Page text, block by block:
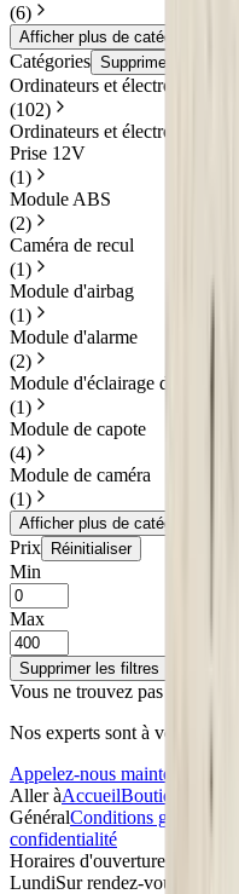
(6)
Afficher plus de catégories
Catégories Supprimer les filtres
Ordinateurs et électronique
(102)
Ordinateurs et électronique
Prise 12V
(1)
Module ABS
(2)
Caméra de recul
(1)
Module d'airbag
(1)
Module d'alarme
(2)
Module d'éclairage de virage
(1)
Module de capote
(4)
Module de caméra
(1)
Afficher plus de catégories
Prix Réinitialiser
Min
Max
Supprimer les filtres
Vous ne trouvez pas ce que
Nos experts sont à votre
Appelez-nous maintenant !
Aller àAccueilBoutique en
GénéralConditions générales
confidentialité
Horaires d'ouverture
LundiSur rendez-vous